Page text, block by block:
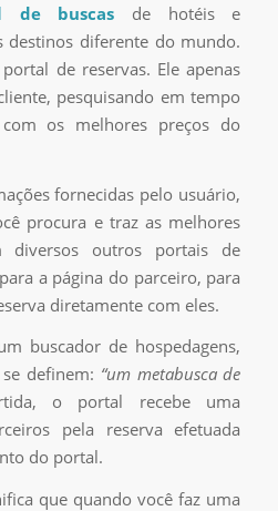
de buscas de hotéis e
destinos diferente do mundo.
de reservas. Ele apenas
pesquisando em tempo
os melhores preços do
fornecidas pelo usuário,
procura e traz as melhores
diversos outros portais de
a página do parceiro, para
diretamente com eles.
buscador de hospedagens,
definem: “um metabusca de
o portal recebe uma
pela reserva efetuada
do portal.
que quando você faz uma